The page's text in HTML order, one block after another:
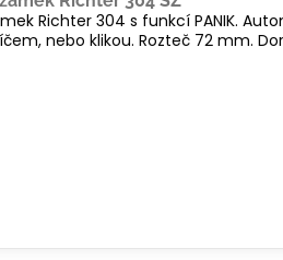
Richter 304 s funkcí PANIK.
nebo klikou. Rozteč 72 mm.